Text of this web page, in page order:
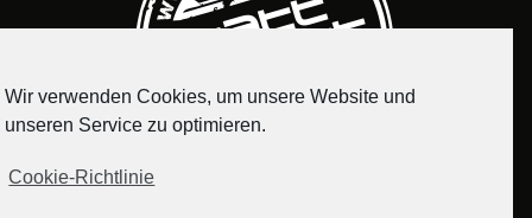
Wir verwenden Cookies, um unsere Website und
unseren Service zu optimieren.
Cookie-Richtlinie